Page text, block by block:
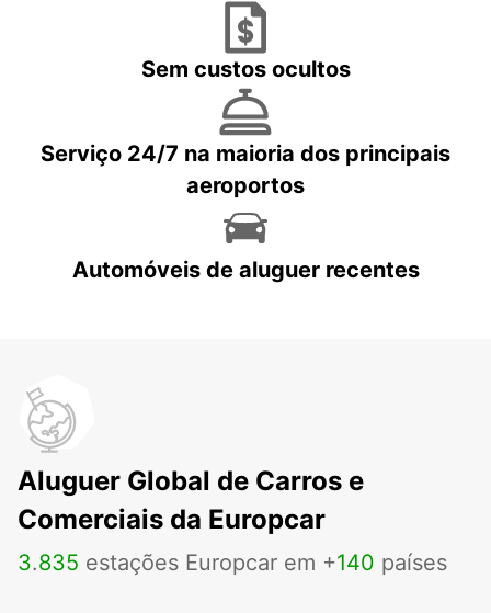
Sem custos ocultos
Serviço 24/7 na maioria dos principais
aeroportos
Automóveis de aluguer recentes
Aluguer Global de Carros e
Comerciais da Europcar
3.835 estações Europcar em +140 países